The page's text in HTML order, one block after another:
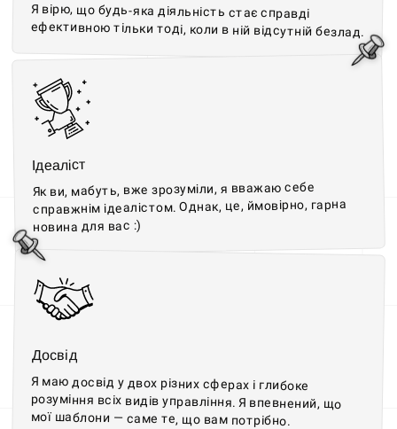
Я вірю, що будь-яка діяльність стає справді
ефективною тільки тоді, коли в ній відсутній безлад.
Ідеаліст
Як ви, мабуть, вже зрозуміли, я вважаю себе
справжнім ідеалістом. Однак, це, ймовірно, гарна
новина для вас :)
Досвід
Я маю досвід у двох різних сферах і глибоке
розуміння всіх видів управління. Я впевнений, що
мої шаблони — саме те, що вам потрібно.